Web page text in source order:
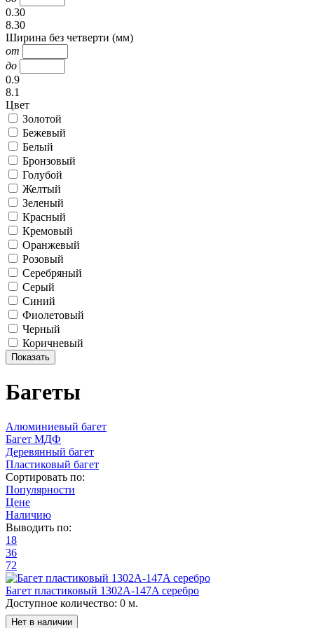
0.30
8.30
Ширина без четверти (мм)
от
до
0.9
8.1
Цвет
Золотой
Бежевый
Белый
Бронзовый
Голубой
Желтый
Зеленый
Красный
Кремовый
Оранжевый
Розовый
Серебряный
Серый
Синий
Фиолетовый
Черный
Коричневый
Багеты
Алюминиевый багет
Багет МДФ
Деревянный багет
Пластиковый багет
Сортировать по:
Популярности
Цене
Наличию
Выводить по:
18
36
72
Багет пластиковый 1302А-147A серебро
Доступное количество: 0 м.
Нет в наличии